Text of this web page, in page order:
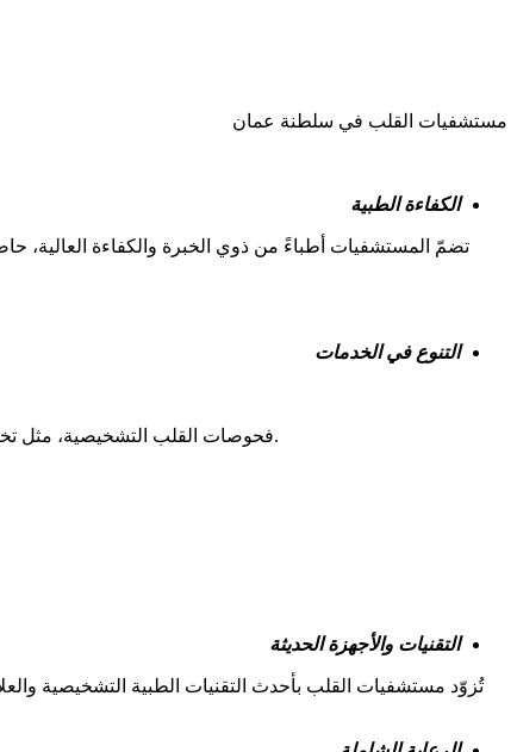
مستشفيات القلب في سلطنة عمان
الكفاءة الطبية
تضمّ المستشفيات أطباءً من ذوي الخبرة والكفاءة العالية،
التنوع في الخدمات
فحوصات القلب التشخيصية، مثل تخطيط القلب، وتخطيط القلب بالمجهود، وفحص صدى القلب. بجانب علاج أمراض القلب التاجية، مثل القسطرة القلبية وجراحة الشرايين التاجية.
التقنيات والأجهزة الحديثة
تُزوّد مستشفيات القلب بأحدث التقنيات الطبية التشخيصية